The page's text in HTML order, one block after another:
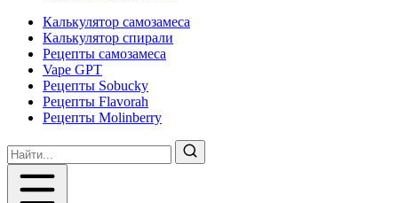
Калькулятор самозамеса
Калькулятор спирали
Рецепты самозамеса
Vape GPT
Рецепты Sobucky
Рецепты Flavorah
Рецепты Molinberry